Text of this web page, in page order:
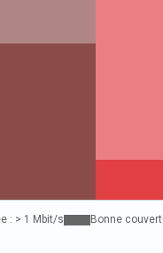
: > 1 Mbit/s Bonne